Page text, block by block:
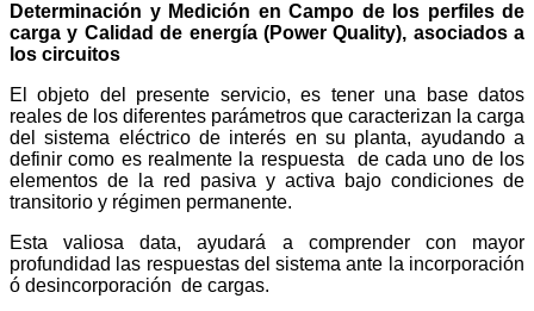
Determinación y Medición en Campo de los perfiles de
carga y Calidad de energía (Power Quality), asociados a
los circuitos
El objeto del presente servicio, es tener una base datos
reales de los diferentes parámetros que caracterizan la carga
del sistema eléctrico de interés en su planta, ayudando a
definir como es realmente la respuesta de cada uno de los
elementos de la red pasiva y activa bajo condiciones de
transitorio y régimen permanente.
Esta valiosa data, ayudará a comprender con mayor
profundidad las respuestas del sistema ante la incorporación
ó desincorporación de cargas.